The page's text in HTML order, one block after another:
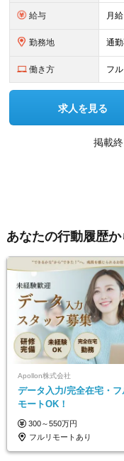
給与
勤務地
働き方 フ
求人を見る
掲載終
あなたの行動履歴
Apollon株式会社
データ入力/完全在宅・フ
モートOK！
300～550万円
フルリモートあり